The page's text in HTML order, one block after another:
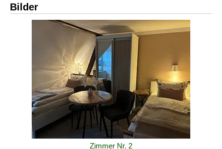
Bilder
Zimmer Nr. 2